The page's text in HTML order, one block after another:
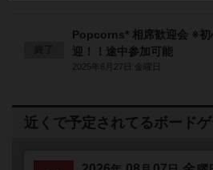
Popcorns* 相席歓迎会 ※初
迎！！途中参加可能
2025年6月27日 金曜日
近くで予定されてるボード